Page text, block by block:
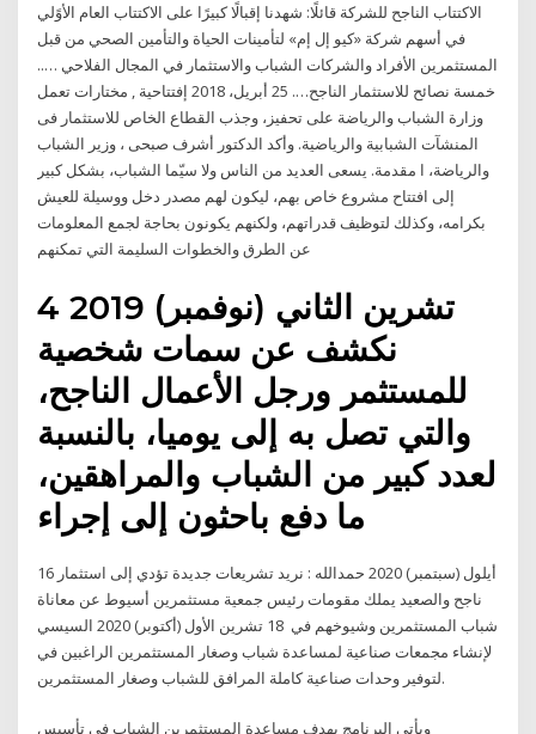
الاكتتاب الناجح للشركة قائلًا: شهدنا إقبالًا كبيرًا على الاكتتاب العام الأوًلي
في أسهم شركة «كيو إل إم» لتأمينات الحياة والتأمين الصحي من قبل
المستثمرين الأفراد والشركات الشباب والاستثمار في المجال الفلاحي …..
خمسة نصائح للاستثمار الناجح…. 25 أبريل، 2018 إفتتاحية , مختارات تعمل
وزارة الشباب والرياضة على تحفيز، وجذب القطاع الخاص للاستثمار فى
المنشآت الشبابية والرياضية. وأكد الدكتور أشرف صبحى ، وزير الشباب
والرياضة، ا مقدمة. يسعى العديد من الناس ولا سيّما الشباب، بشكل كبير
إلى افتتاح مشروع خاص بهم، ليكون لهم مصدر دخل ووسيلة للعيش
بكرامه، وكذلك لتوظيف قدراتهم، ولكنهم يكونون بحاجة لجمع المعلومات
عن الطرق والخطوات السليمة التي تمكنهم
4 تشرين الثاني (نوفمبر) 2019
نكشف عن سمات شخصية
للمستثمر ورجل الأعمال الناجح،
والتي تصل به إلى يوميا، بالنسبة
لعدد كبير من الشباب والمراهقين،
16 أيلول (سبتمبر) 2020 حمدالله : نريد تشريعات جديدة تؤدي إلى استثمار
ناجح والصعيد يملك مقومات رئيس جمعية مستثمرين أسيوط عن معاناة
شباب المستثمرين وشيوخهم في 18 تشرين الأول (أكتوبر) 2020 السيسي
لإنشاء مجمعات صناعية لمساعدة شباب وصغار المستثمرين الراغبين في
لتوفير وحدات صناعية كاملة المرافق للشباب وصغار المستثمرين.
ويأتي البرنامج بهدف مساعدة المستثمرين الشباب في تأسيس